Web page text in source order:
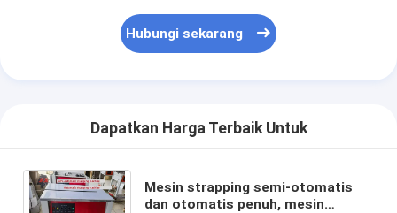
Hubungi sekarang
Dapatkan Harga Terbaik Untuk
Mesin strapping semi-otomatis
dan otomatis penuh, mesin